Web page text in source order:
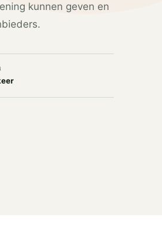
kunnen geven en